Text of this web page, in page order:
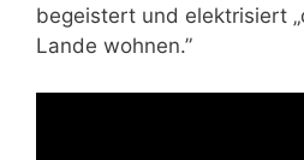
begeis­tert und elek­tri­siert
Lan­de wohnen.”